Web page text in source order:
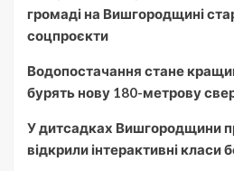
громаді на Вишгородщині
соцпроєкти
Водопостачання стане
бурять нову 180-метрову
У дитсадках Вишгородщини
відкрили інтерактивні класи